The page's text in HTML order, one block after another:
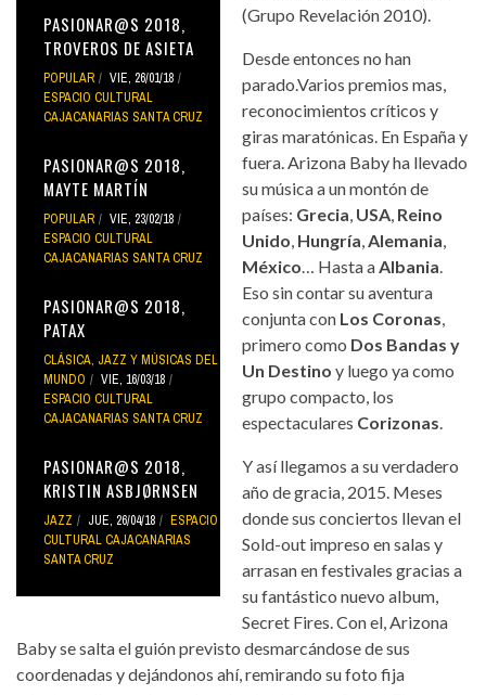
PASIONAR@S 2018,
TROVEROS DE ASIETA
POPULAR
VIE, 26/01/18
ESPACIO CULTURAL
CAJACANARIAS SANTA CRUZ
PASIONAR@S 2018,
MAYTE MARTÍN
POPULAR
VIE, 23/02/18
ESPACIO CULTURAL
CAJACANARIAS SANTA CRUZ
PASIONAR@S 2018,
PATAX
CLÁSICA, JAZZ Y MÚSICAS DEL
MUNDO
VIE, 16/03/18
ESPACIO CULTURAL
CAJACANARIAS SANTA CRUZ
PASIONAR@S 2018,
KRISTIN ASBJØRNSEN
JAZZ JUE, 26/04/18
ESPACIO
CULTURAL CAJACANARIAS
SANTA CRUZ
(Grupo Revelación 2010).
Desde entonces no han
parado.Varios premios mas,
reconocimientos críticos y
giras maratónicas. En España y
fuera. Arizona Baby ha llevado
su música a un montón de
países: Grecia, USA, Reino
Unido, Hungría,Alemania,
México… Hasta aAlbania.
Eso sin contar su aventura
conjunta con Los Coronas,
primero como Dos Bandas y
Un Destino y luego ya como
grupo compacto, los
espectaculares Corizonas.
Y así llegamos a su verdadero
año de gracia, 2015. Meses
donde sus conciertos llevan el
Sold-out impreso en salas y
arrasan en festivales gracias a
su fantástico nuevo album,
Secret Fires. Con el, Arizona
Baby se salta el guión previsto desmarcándose de sus
coordenadas y dejándonos ahí, remirando su foto fija